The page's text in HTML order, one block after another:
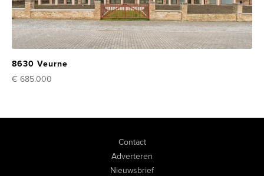
8630 Veurne
€ 685.000
Contact
Adverteren
Nieuwsbrief